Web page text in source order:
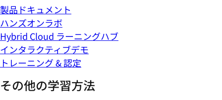
製品ドキュメント
ハンズオンラボ
Hybrid Cloud ラーニングハブ
インタラクティブデモ
トレーニング & 認定
その他の学習方法